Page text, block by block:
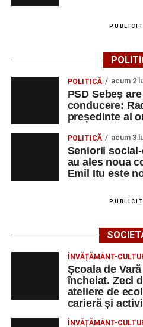
POLITICĂ acum 2
PSD Sebeș
conducere:
președinte al
POLITICĂ acum 3
Seniorii
au ales noua
Emil Itu este
ÎNVĂȚĂMÂNT-
Școala de
încheiat. Zeci
ateliere de
carieră și
ÎNVĂȚĂMÂNT-